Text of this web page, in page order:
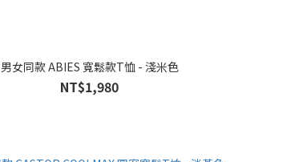
男女同款 ABIES 寬鬆款T恤 - 淺米色
NT$1,980